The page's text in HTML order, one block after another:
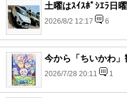
土曜はｽｲｽﾎﾟｼｴﾗ日
2026/8/2 12:17 6
今から「ちいかわ」
2026/7/28 20:11 1